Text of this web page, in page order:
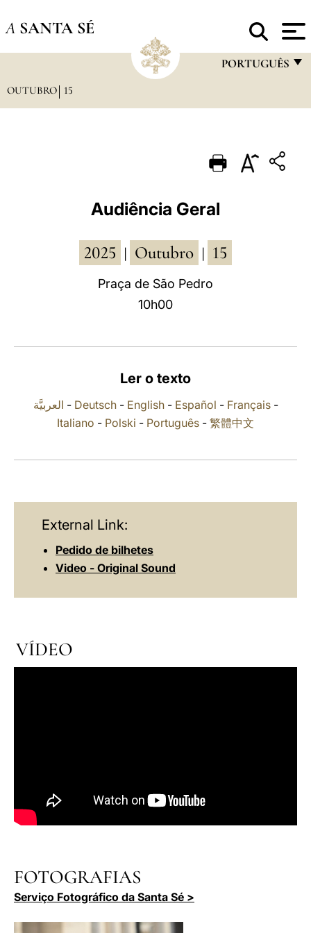
A SANTA SÉ
PORTUGUÊS
PORTUGUÊS
POLSKI
OUTUBRO 15
Audiência Geral
2025 Outubro 15
Praça de São Pedro
10h00
Ler o texto
العربيَّة - Deutsch- English- Español - Français-
Italiano - Polski - Português - 繁體中文
External Link:
Pedido de bilhetes
Video - Original Sound
VÍDEO
FOTOGRAFIAS
Serviço Fotográfico da Santa Sé >